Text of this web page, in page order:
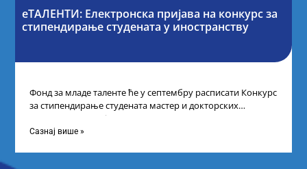
еТАЛЕНТИ: Електронска пријава на конкурс за
стипендирање студената у иностранству
Фонд за младе таленте ће у септембру расписати Конкурс
за стипендирање студената мастер и докторских
академских студија у иностранству, на
Сазнај више »